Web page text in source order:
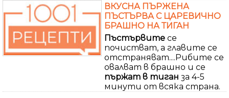
ВКУСНА ПЪРЖЕНА
ПЪСТЪРВА С ЦАРЕВИЧНО
БРАШНО НА ТИГАН
Пъстървите се
почистват, а главите се
отстраняват....Рибите се
овалват в брашно и се
пържат в тиган за 4-5
минути от всяка страна.